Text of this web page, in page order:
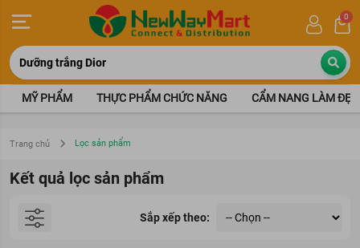
0
MỸ PHẨM THỰC PHẨM CHỨC NĂNG CẨM NANG LÀM ĐẸP
Trang chủ Lọc sản phẩm
Kết quả lọc sản phẩm
Sắp xếp theo: